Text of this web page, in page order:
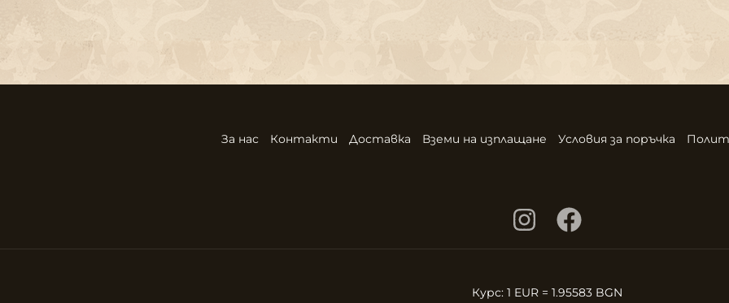
За нас Контакти Доставка Вземи на изплащане Условия за поръчка
Курс: 1 EUR = 1.95583 BGN